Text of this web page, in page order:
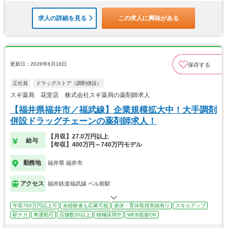
求人の詳細を見る この求人に興味がある
更新日：2026年6月18日 保存する
正社員 ドラッグストア（調剤併設）
スギ薬局 花堂店 株式会社スギ薬局の薬剤師求人
【福井県福井市／福武線】企業規模拡大中！大手調剤
併設ドラッグチェーンの薬剤師求人！
給与
【月収】27.0万円以上
【年収】400万円～740万円モデル
勤務地 福井県 福井市
アクセス 福井鉄道福武線 ベル前駅
年収700万円以上可 未経験者も応募可能 産休・育休取得実績有り
スキルアップ
駅チカ
車通勤可 店舗数30以上 積極採用中 WEB面接OK